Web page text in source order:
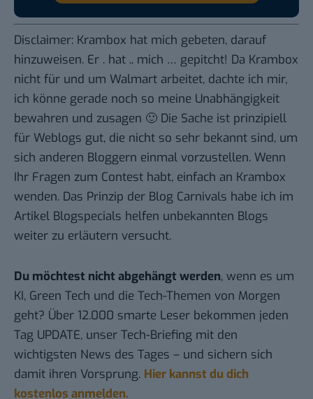
Disclaimer: Krambox hat mich gebeten, darauf
hinzuweisen. Er . hat .. mich … gepitcht! Da Krambox
nicht für und um Walmart arbeitet, dachte ich mir,
ich könne gerade noch so meine Unabhängigkeit
bewahren und zusagen 🙂 Die Sache ist prinzipiell
für Weblogs gut, die nicht so sehr bekannt sind, um
sich anderen Bloggern einmal vorzustellen. Wenn
Ihr Fragen zum Contest habt, einfach an Krambox
wenden. Das Prinzip der Blog Carnivals habe ich im
Artikel Blogspecials helfen unbekannten Blogs
weiter zu erläutern versucht.
Du möchtest nicht abgehängt werden, wenn es um
KI, Green Tech und die Tech-Themen von Morgen
geht? Über 12.000 smarte Leser bekommen jeden
Tag UPDATE, unser Tech-Briefing mit den
wichtigsten News des Tages – und sichern sich
damit ihren Vorsprung. Hier kannst du dich
kostenlos anmelden.